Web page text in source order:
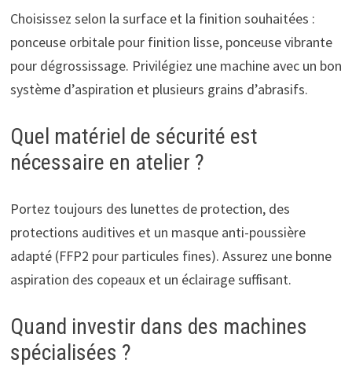
Choisissez selon la surface et la finition souhaitées :
ponceuse orbitale pour finition lisse, ponceuse vibrante
pour dégrossissage. Privilégiez une machine avec un bon
système d’aspiration et plusieurs grains d’abrasifs.
Quel matériel de sécurité est
nécessaire en atelier ?
Portez toujours des lunettes de protection, des
protections auditives et un masque anti-poussière
adapté (FFP2 pour particules fines). Assurez une bonne
aspiration des copeaux et un éclairage suffisant.
Quand investir dans des machines
spécialisées ?